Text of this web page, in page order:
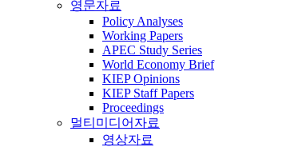
영문자료
Policy Analyses
Working Papers
APEC Study Series
World Economy Brief
KIEP Opinions
KIEP Staff Papers
Proceedings
멀티미디어자료
영상자료